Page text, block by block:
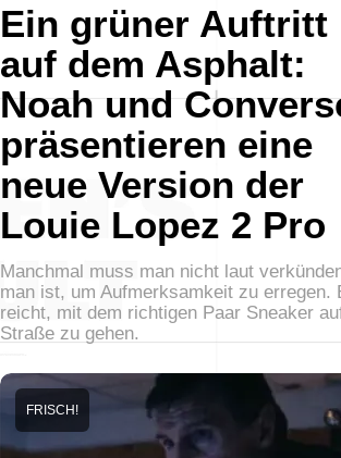
Ein grüner Auftritt
auf dem Asphalt:
Noah und
präsentieren eine
neue Version der
Louie Lopez 2 Pro
Manchmal muss man nicht laut
man ist, um Aufmerksamkeit zu erregen.
reicht, mit dem richtigen Paar Sneaker
Straße zu gehen.
FRISCH!